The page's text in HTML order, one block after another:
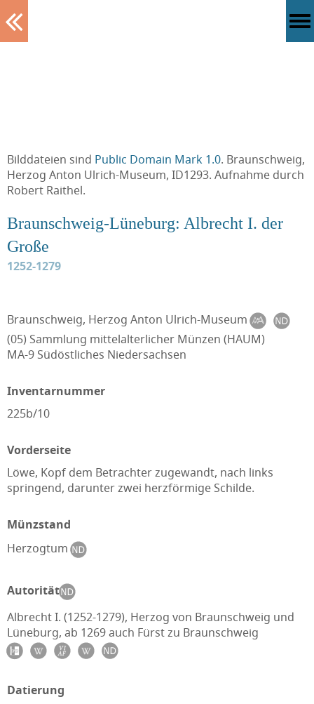
Bilddateien sind Public Domain Mark 1.0. Braunschweig,
Herzog Anton Ulrich-Museum, ID1293. Aufnahme durch
Robert Raithel.
Braunschweig-Lüneburg: Albrecht I. der
Große
1252-1279
Braunschweig, Herzog Anton Ulrich-Museum
(05) Sammlung mittelalterlicher Münzen (HAUM)
MA-9 Südöstliches Niedersachsen
Inventarnummer
225b/10
Vorderseite
Löwe, Kopf dem Betrachter zugewandt, nach links
springend, darunter zwei herzförmige Schilde.
Münzstand
Herzogtum
Autorität
Albrecht I. (1252-1279), Herzog von Braunschweig und
Lüneburg, ab 1269 auch Fürst zu Braunschweig
Datierung